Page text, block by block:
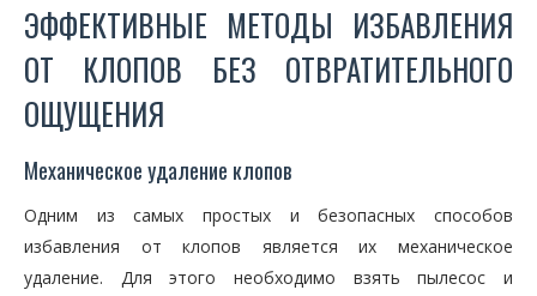
ЭФФЕКТИВНЫЕ МЕТОДЫ ИЗБАВЛЕНИЯ
ОТ КЛОПОВ БЕЗ ОТВРАТИТЕЛЬНОГО
ОЩУЩЕНИЯ
Механическое удаление клопов
Одним из самых простых и безопасных способов
избавления от клопов является их механическое
удаление. Для этого необходимо взять пылесос и